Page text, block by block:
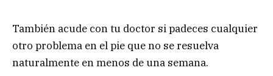
También acude con tu doctor si padeces cualquier
otro problema en el pie que no se resuelva
naturalmente en menos de una semana.